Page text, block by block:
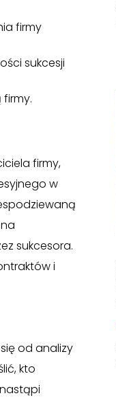
firmy
sukcesji
firmy,
w
sukcesora.
i
od analizy
kto